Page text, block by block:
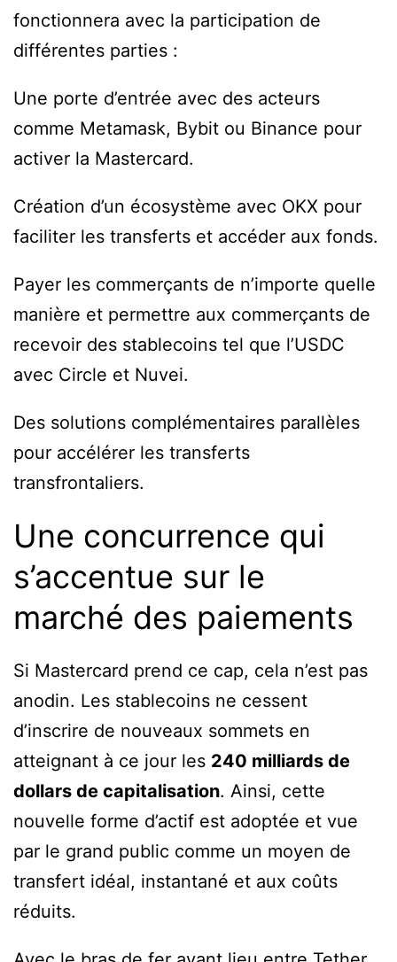
fonctionnera avec la participation de
différentes parties :
Une porte d’entrée avec des acteurs
comme Metamask, Bybit ou Binance pour
activer la Mastercard.
Création d’un écosystème avec OKX pour
faciliter les transferts et accéder aux fonds.
Payer les commerçants de n’importe quelle
manière et permettre aux commerçants de
recevoir des stablecoins tel que l’USDC
avec Circle et Nuvei.
Des solutions complémentaires parallèles
pour accélérer les transferts
transfrontaliers.
Une concurrence qui
s’accentue sur le
marché des paiements
Si Mastercard prend ce cap, cela n’est pas
anodin. Les stablecoins ne cessent
d’inscrire de nouveaux sommets en
atteignant à ce jour les 240 milliards de
dollars de capitalisation. Ainsi, cette
nouvelle forme d’actif est adoptée et vue
par le grand public comme un moyen de
transfert idéal, instantané et aux coûts
réduits.